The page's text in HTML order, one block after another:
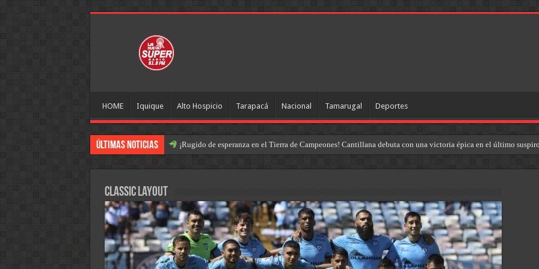
HOME Iquique Alto Hospicio Tarapacá Nacional Tamarugal Deportes
Últimas Noticias ¡Rugido de esperanza en el Tierra de Campeones! Cantillana debuta con una victoria épica en el último
Classic Layout